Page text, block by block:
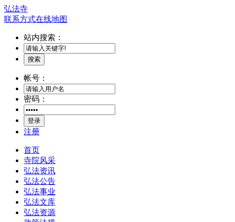
弘法寺
联系方式在线地图
站内搜索：
搜索
帐号：
密码：
登录
注册
首页
寺院风采
弘法资讯
弘法公告
弘法事业
弘法文库
弘法资源